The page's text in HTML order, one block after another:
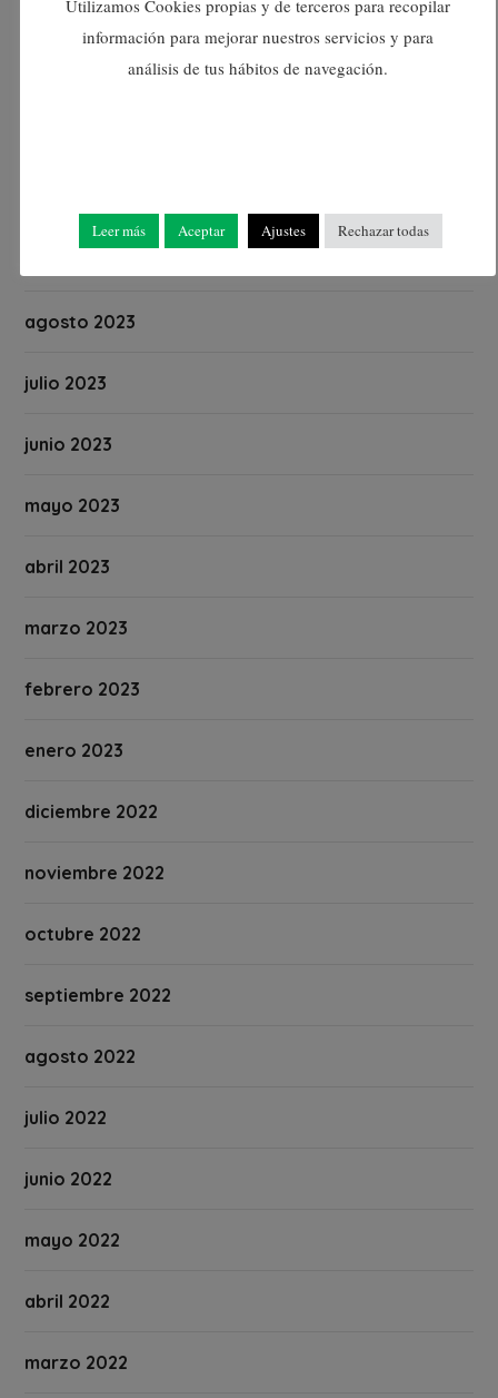
enero 2024
diciembre 2023
agosto 2023
julio 2023
junio 2023
mayo 2023
abril 2023
marzo 2023
febrero 2023
enero 2023
diciembre 2022
noviembre 2022
octubre 2022
septiembre 2022
agosto 2022
julio 2022
junio 2022
mayo 2022
abril 2022
marzo 2022
Utilizamos Cookies propias y de terceros para recopilar
información para mejorar nuestros servicios y para
análisis de tus hábitos de navegación.
Leer más Aceptar Ajustes Rechazar todas